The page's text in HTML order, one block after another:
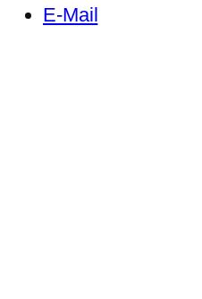
E-Mail